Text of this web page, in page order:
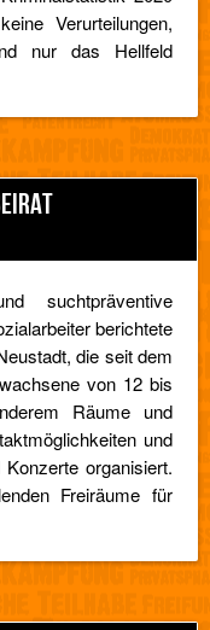
Verurteilungen,
nur das Hellfeld
suchtpräventive
berichtete
die seit dem
von 12 bis
Räume und
und
organisiert.
Freiräume für